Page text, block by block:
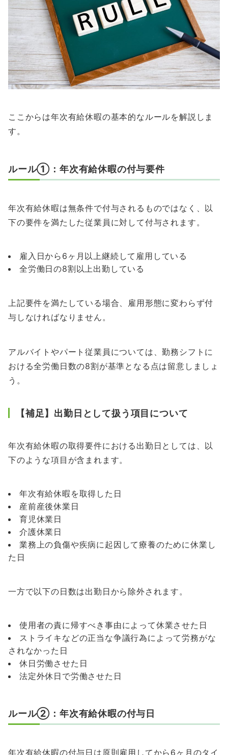
ここからは年次有給休暇の基本的なルールを解説しま
す。
ルール①：年次有給休暇の付与要件
年次有給休暇は無条件で付与されるものではなく、以
下の要件を満たした従業員に対して付与されます。
雇入日から6ヶ月以上継続して雇用している
全労働日の8割以上出勤している
上記要件を満たしている場合、雇用形態に変わらず付
与しなければなりません。
アルバイトやパート従業員については、勤務シフトに
おける全労働日数の8割が基準となる点は留意しましょ
う。
【補足】出勤日として扱う項目について
年次有給休暇の取得要件における出勤日としては、以
下のような項目が含まれます。
年次有給休暇を取得した日
産前産後休業日
育児休業日
介護休業日
業務上の負傷や疾病に起因して療養のために休業し
た日
一方で以下の日数は出勤日から除外されます。
使用者の責に帰すべき事由によって休業させた日
ストライキなどの正当な争議行為によって労務がな
されなかった日
休日労働させた日
法定外休日で労働させた日
ルール②：年次有給休暇の付与日
年次有給休暇の付与日は原則雇用してから6ヶ月のタイ